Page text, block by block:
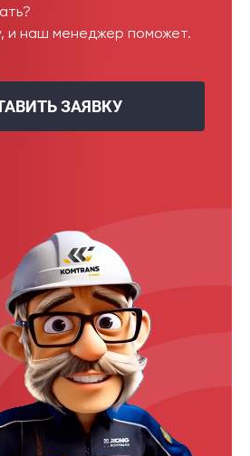
и наш менеджер поможет.
ЗАЯВКУ